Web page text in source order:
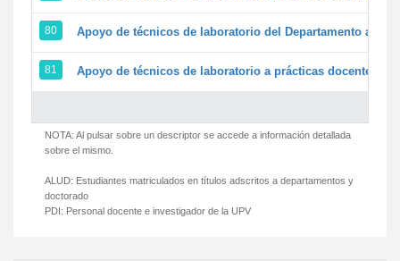
80 Apoyo de técnicos de laboratorio del Departamento a la
81 Apoyo de técnicos de laboratorio a prácticas docentes y
NOTA: Al pulsar sobre un descriptor se accede a información detallada
sobre el mismo.
ALUD: Estudiantes matriculados en títulos adscritos a departamentos y
doctorado
PDI: Personal docente e investigador de la UPV